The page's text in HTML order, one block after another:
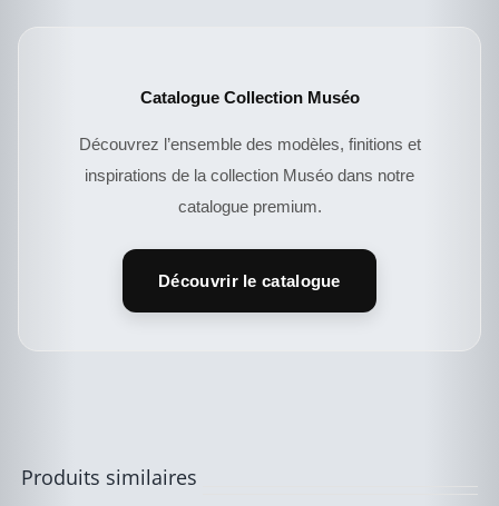
Catalogue Collection Muséo
Découvrez l’ensemble des modèles, finitions et
inspirations de la collection Muséo dans notre
catalogue premium.
Découvrir le catalogue
Produits similaires
PRODUIT